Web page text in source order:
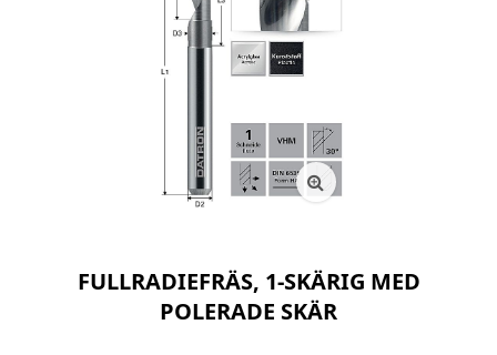
FULLRADIEFRÄS, 1-SKÄRIG MED
POLERADE SKÄR